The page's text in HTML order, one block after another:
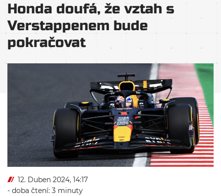
Honda doufá, že vztah s
Verstappenem bude
pokračovat
12. Duben 2024, 14:17
- doba čtení: 3 minuty